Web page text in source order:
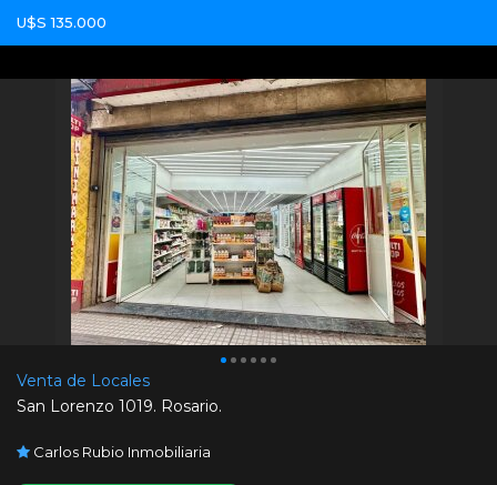
U$S 135.000
Venta de Locales
San Lorenzo 1019. Rosario.
Carlos Rubio Inmobiliaria